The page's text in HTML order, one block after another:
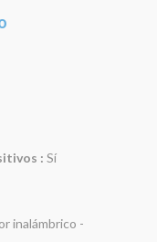
: Sí
inalámbrico -